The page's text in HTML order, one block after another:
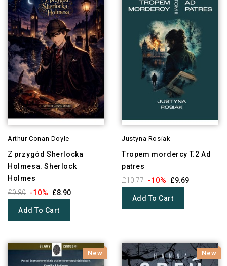
Arthur Conan Doyle
Z przygód Sherlocka
Holmesa. Sherlock
Holmes
£9.89 -10% £8.90
Add To Cart
Justyna Rosiak
Tropem mordercy T.2 Ad
patres
£10.77 -10% £9.69
Add To Cart
New New